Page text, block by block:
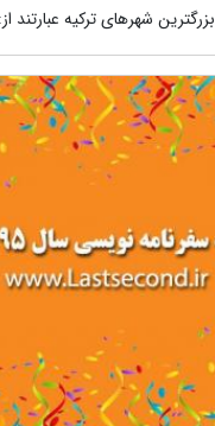
شهرهای ترکیه عبارتند از: